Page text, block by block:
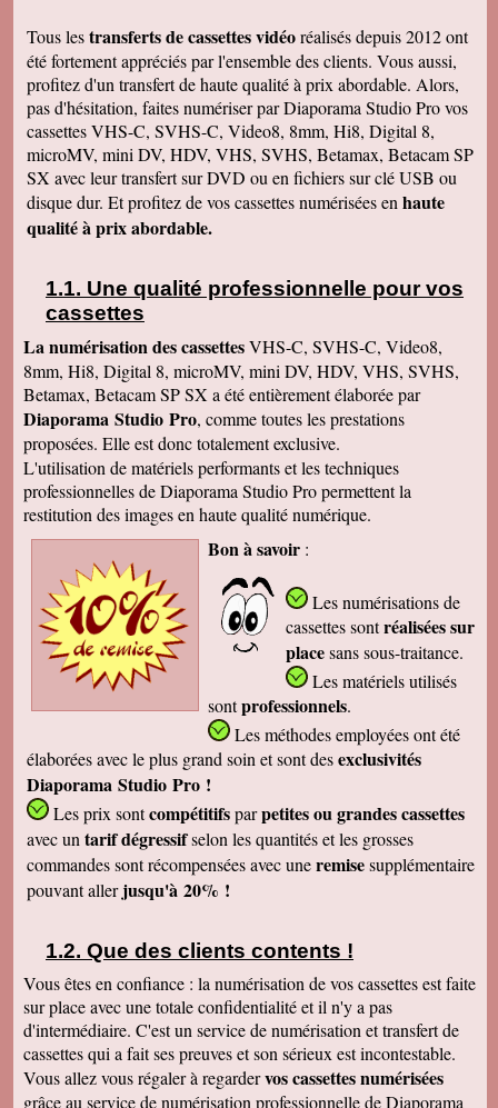
Tous lestransferts de cassettes vidéoréalisés depuis 2012 ont
été fortement appréciés par l'ensemble des clients. Vous aussi,
profitez d'un transfert de haute qualité à prix abordable. Alors,
pas d'hésitation, faites numériser par Diaporama Studio Pro vos
cassettes VHS-C, SVHS-C, Video8, 8mm, Hi8, Digital 8,
microMV, mini DV, HDV, VHS, SVHS, Betamax, Betacam SP
SX avec leur transfert sur DVD ou en fichiers sur clé USB ou
disque dur. Et profitez de vos cassettes numérisées en haute
qualité à prix abordable.
Une qualité professionnelle pour vos
cassettes
La numérisation des cassettesVHS-C, SVHS-C, Video8,
8mm, Hi8, Digital 8, microMV, mini DV, HDV, VHS, SVHS,
Betamax, Betacam SP SX a été entièrement élaborée par
Diaporama Studio Pro, comme toutes les prestations
proposées. Elle est donc totalement exclusive.
L'utilisation de matériels performants et les techniques
professionnelles de Diaporama Studio Pro permettent la
restitution des images en haute qualité numérique.
Bon à savoir :
Les numérisations de
cassettessontréalisées sur
placesans sous-traitance.
Les matériels utilisés
sontprofessionnels.
Les méthodes employéesont été
élaborées avec le plus grand soin et sont desexclusivités
Diaporama Studio Pro !
Les prix sontcompétitifsparpetitesou grandes cassettes
avec un tarif dégressifselon les quantités et les grosses
commandes sont récompensées avec uneremisesupplémentaire
pouvant allerjusqu'à 20% !
Que des clients contents !
Vous êtes en confiance : la numérisation de vos cassettes est faite
sur place avec une totale confidentialité et il n'y a pas
d'intermédiaire. C'est un service de numérisation et transfert de
cassettes qui a fait ses preuves et son sérieux est incontestable.
Vous allez vous régaler à regardervos cassettes numérisées
grâce au service de numérisation professionnelle de Diaporama